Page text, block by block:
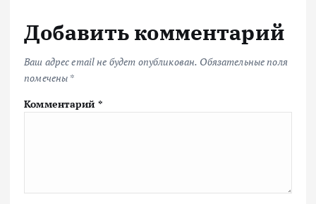
Добавить комментарий
Ваш адрес email не будет опубликован. Обязательные поля
помечены *
Комментарий *